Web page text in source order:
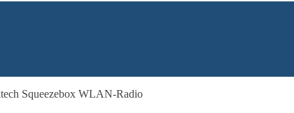
Squeezebox WLAN-Radio